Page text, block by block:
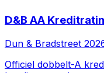
D&B AA
Dun & Bradstreet
Officiel dobbelt-A